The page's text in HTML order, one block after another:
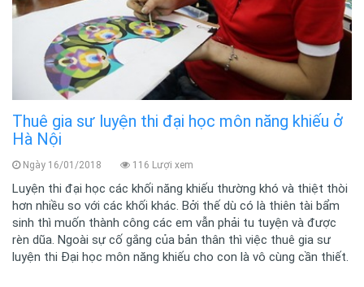
Thuê gia sư luyện thi đại học môn năng khiếu ở
Hà Nội
Ngày 16/01/2018 116 Lượi xem
Luyện thi đại học các khối năng khiếu thường khó và thiệt thòi
hơn nhiều so với các khối khác. Bởi thế dù có là thiên tài bẩm
sinh thì muốn thành công các em vẫn phải tu tuyện và được
rèn dũa. Ngoài sự cố gắng của bản thân thì việc thuê gia sư
luyện thi Đại học môn năng khiếu cho con là vô cùng cần thiết.